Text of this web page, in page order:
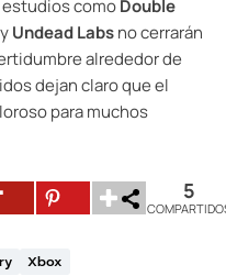
estudios comoDouble
yUndead Labsno cerrarán
alrededor de
dejan claro que el
para muchos
5
Xbox